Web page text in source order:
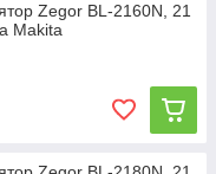
Zegor BL-2160N, 21
Makita